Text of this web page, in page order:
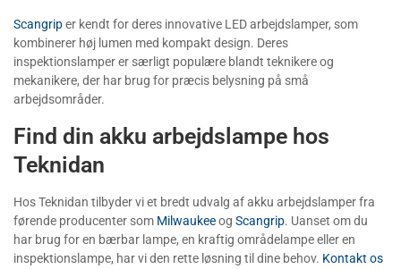
Scangriper kendt for deres innovative LED arbejdslamper, som
kombinerer høj lumen med kompakt design. Deres
inspektionslamper er særligt populære blandt teknikere og
mekanikere, der har brug for præcis belysning på små
arbejdsområder.
Find din akku arbejdslampe hos
Teknidan
Hos Teknidan tilbyder vi et bredt udvalg af akku arbejdslamper fra
førende producenter som Milwaukeeog Scangrip. Uanset om du
har brug for en bærbar lampe, en kraftig områdelampe eller en
inspektionslampe, har vi den rette løsning til dine behov. Kontakt os